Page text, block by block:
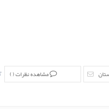
مشاهده نظرات ()